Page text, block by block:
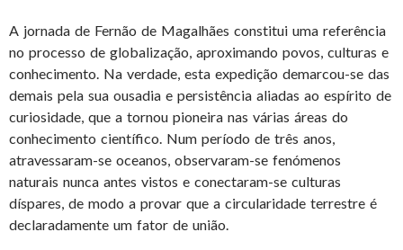
A jornada de Fernão de Magalhães constitui uma referência
no processo de globalização, aproximando povos, culturas e
conhecimento. Na verdade, esta expedição demarcou-se das
demais pela sua ousadia e persistência aliadas ao espírito de
curiosidade, que a tornou pioneira nas várias áreas do
conhecimento científico. Num período de três anos,
atravessaram-se oceanos, observaram-se fenómenos
naturais nunca antes vistos e conectaram-se culturas
díspares, de modo a provar que a circularidade terrestre é
declaradamente um fator de união.